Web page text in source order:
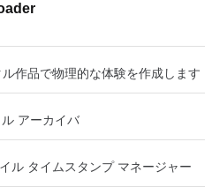
作品で物理的な体験を作成します
アーカイバ
ル タイムスタンプ マネージャー